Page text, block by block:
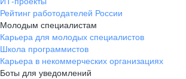
Рейтинг работодателей России
Молодым специалистам
Карьера для молодых специалистов
Школа программистов
Карьера в некоммерческих организациях
Боты для уведомлений